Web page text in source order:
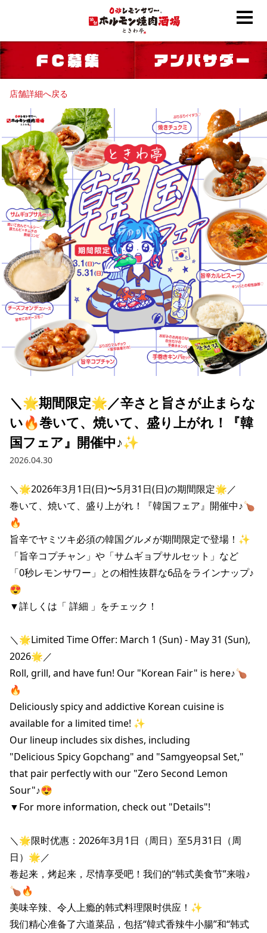
店舗詳細へ戻る
＼🌟期間限定🌟／辛さと旨さが止まらな
い🔥巻いて、焼いて、盛り上がれ！『韓
国フェア』開催中♪✨
2026.04.30
＼🌟2026年3月1日(日)〜5月31日(日)の期間限定🌟／
巻いて、焼いて、盛り上がれ！『韓国フェア』開催中♪🍗
🔥
旨辛でヤミツキ必須の韓国グルメが期間限定で登場！✨
「旨辛コプチャン」や「サムギョプサルセット」など
「0秒レモンサワー」との相性抜群な6品をラインナップ♪
😍
▼詳しくは「 詳細 」をチェック！
＼🌟Limited Time Offer: March 1 (Sun) - May 31 (Sun),
2026🌟／
Roll, grill, and have fun! Our "Korean Fair" is here♪🍗
🔥
Deliciously spicy and addictive Korean cuisine is
available for a limited time! ✨
Our lineup includes six dishes, including
"Delicious Spicy Gopchang" and "Samgyeopsal Set,"
that pair perfectly with our "Zero Second Lemon
Sour"♪😍
▼For more information, check out "Details"!
＼🌟限时优惠：2026年3月1日（周日）至5月31日（周
日）🌟／
卷起来，烤起来，尽情享受吧！我们的“韩式美食节”来啦♪
🍗🔥
美味辛辣、令人上瘾的韩式料理限时供应！✨
我们精心准备了六道菜品，包括“韓式香辣牛小腸”和“韩式